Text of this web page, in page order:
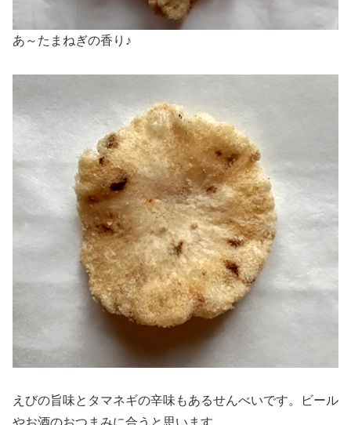
あ～たまねぎの香り♪
えびの旨味とタマネギの辛味もあるせんべいです。ビール